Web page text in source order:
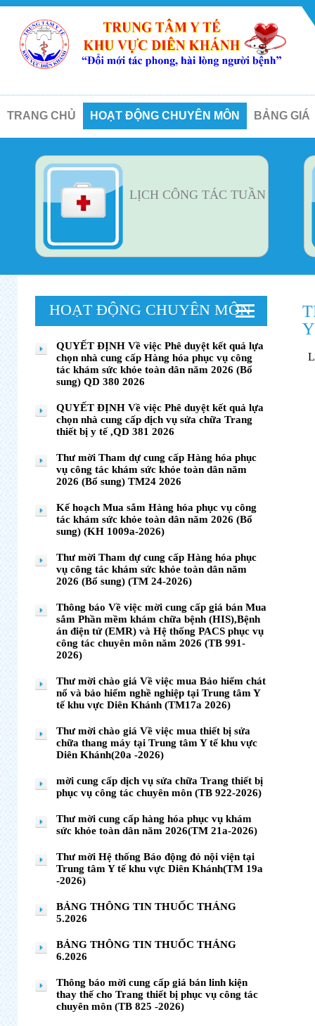
TRANG CHỦ HOẠT ĐỘNG CHUYÊN MÔN BẢNG GIÁ
LỊCH CÔNG TÁC TUẦN
HOẠT ĐỘNG CHUYÊN MÔN
QUYẾT ĐỊNH Về việc Phê duyệt kết quả lựa
chọn nhà cung cấp Hàng hóa phục vụ công
tác khám sức khỏe toàn dân năm 2026 (Bổ
sung) QD 380 2026
QUYẾT ĐỊNH Về việc Phê duyệt kết quả lựa
chọn nhà cung cấp dịch vụ sửa chữa Trang
thiết bị y tế ,QD 381 2026
Thư mời Tham dự cung cấp Hàng hóa phục
vụ công tác khám sức khỏe toàn dân năm
2026 (Bổ sung) TM24 2026
Kế hoạch Mua sắm Hàng hóa phục vụ công
tác khám sức khỏe toàn dân năm 2026 (Bổ
sung) (KH 1009a-2026)
Thư mời Tham dự cung cấp Hàng hóa phục
vụ công tác khám sức khỏe toàn dân năm
2026 (Bổ sung) (TM 24-2026)
Thông báo Về việc mời cung cấp giá bán Mua
sắm Phần mềm khám chữa bệnh (HIS),Bệnh
án điện tử (EMR) và Hệ thống PACS phục vụ
công tác chuyên môn năm 2026 (TB 991-
2026)
Thư mời chào giá Về việc mua Bảo hiểm chát
nổ và bảo hiểm nghề nghiệp tại Trung tâm Y
tế khu vực Diên Khánh (TM17a 2026)
Thư mời chào giá Về việc mua thiết bị sửa
chữa thang máy tại Trung tâm Y tế khu vực
Diên Khánh(20a -2026)
mời cung cấp dịch vụ sửa chữa Trang thiết bị
phục vụ công tác chuyên môn (TB 922-2026)
Thư mời cung cấp hàng hóa phục vụ khám
sức khỏe toàn dân năm 2026(TM 21a-2026)
Thư mời Hệ thống Báo động đỏ nội viện tại
Trung tâm Y tế khu vực Diên Khánh(TM 19a
-2026)
BẢNG THÔNG TIN THUỐC THÁNG
5.2026
BẢNG THÔNG TIN THUỐC THÁNG
6.2026
Thông báo mời cung cấp giá bán linh kiện
thay thế cho Trang thiết bị phục vụ công tác
chuyên môn (TB 825 -2026)